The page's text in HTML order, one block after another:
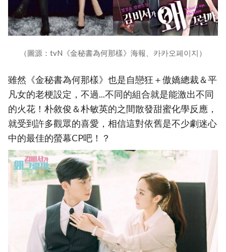
（圖源：tvN《金秘書為何那樣》海報、카카오페이지）
雖然《金秘書為何那樣》也是自戀狂＋傲嬌總裁＆平
凡女的老梗設定，不過...不同的組合就是能激出不同
的火花！朴敘俊＆朴敏英的之間散發甜蜜化學反應，
就受到許多觀眾的喜愛，相信這對依舊是不少劇迷心
中的最佳的螢幕CP吧！？